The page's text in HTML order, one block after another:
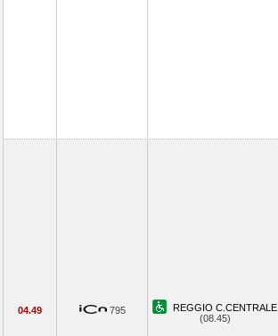
04.49 795
REGGIO C.CENTRALE
(08.45)